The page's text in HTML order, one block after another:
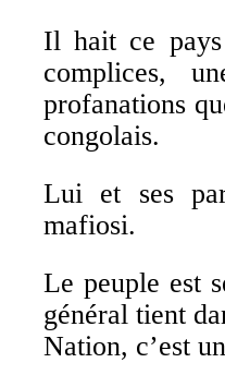
Il hait ce
complices,
profanations
congolais.
Lui et ses
mafiosi.
Le peuple est
général tient
Nation, c’est